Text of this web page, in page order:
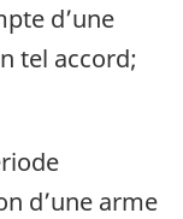
d’une
tel accord;
d’une arme